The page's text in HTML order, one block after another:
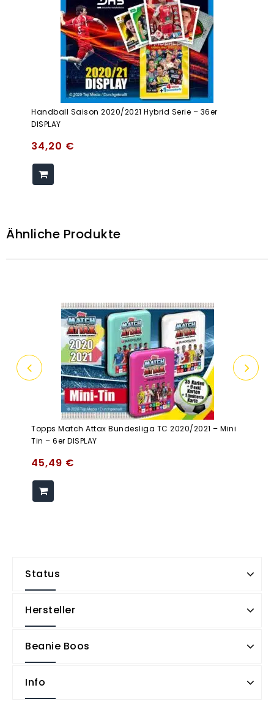
Handball Saison 2020/2021 Hybrid Serie – 36er
DISPLAY
34,20 €
Ähnliche Produkte
Topps Match Attax Bundesliga TC 2020/2021 – Mini
Tin – 6er DISPLAY
45,49 €
Status
Hersteller
Beanie Boos
Info